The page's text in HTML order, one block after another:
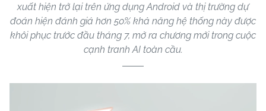
xuất hiện trở lại trên ứng dụng Android và thị trường dự
đoán hiện đánh giá hơn 50% khả năng hệ thống này được
khôi phục trước đầu tháng 7, mở ra chương mới trong cuộc
cạnh tranh AI toàn cầu.